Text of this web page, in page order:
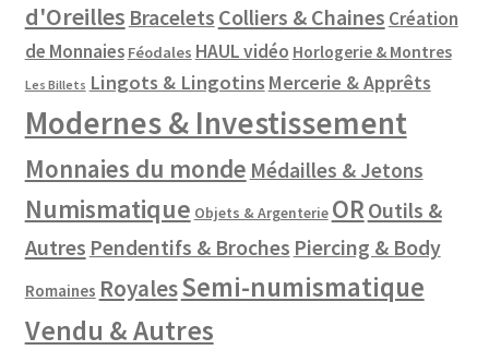
d'Oreilles Bracelets Colliers & Chaines Création
de Monnaies Féodales HAUL vidéo Horlogerie & Montres
Les Billets Lingots & Lingotins Mercerie & Apprêts
Modernes & Investissement
Monnaies du monde Médailles & Jetons
Numismatique Objets & Argenterie OR Outils &
Autres Pendentifs & Broches Piercing & Body
Romaines RoyalesSemi-numismatique
Vendu & Autres